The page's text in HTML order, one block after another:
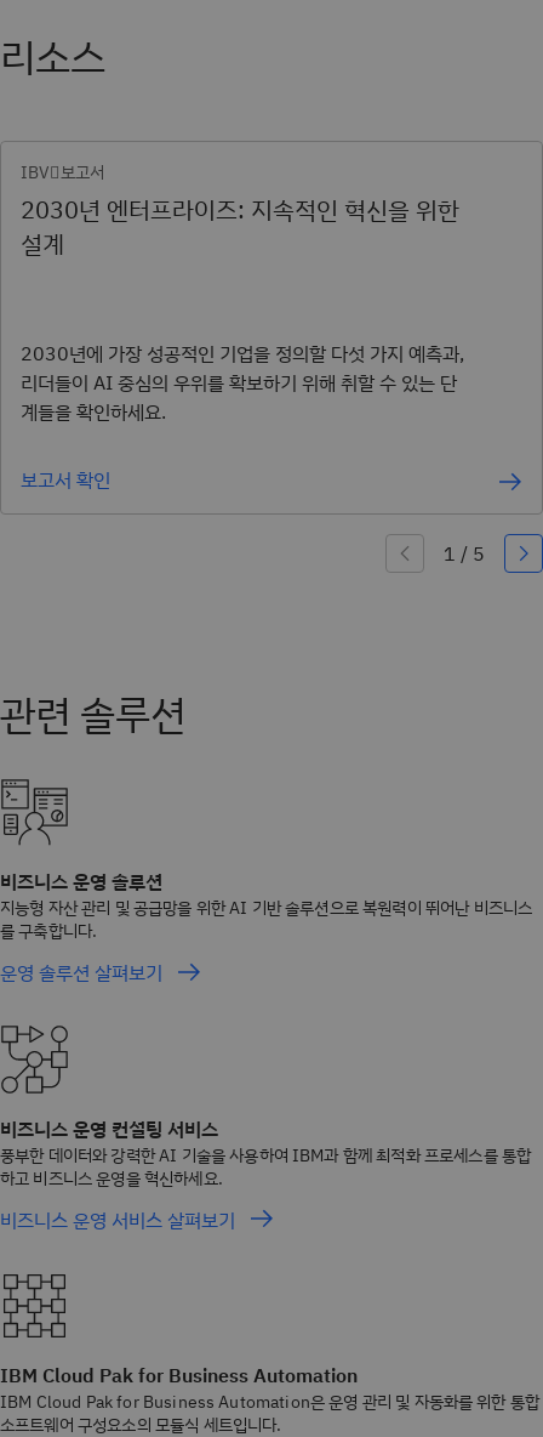
리소스
IBV𓢂보고서
2030년 엔터프라이즈: 지속적인 혁신을 위한
설계
2030년에 가장 성공적인 기업을 정의할 다섯 가지 예측과,
리더들이 AI 중심의 우위를 확보하기 위해 취할 수 있는 단
계들을 확인하세요.
보고서 확인
비즈니스 운영 솔루션
지능형 자산 관리 및 공급망을 위한 AI 기반 솔루션으로 복원력이 뛰어난 비즈니스
를 구축합니다.
운영 솔루션 살펴보기
비즈니스 운영 컨설팅 서비스
풍부한 데이터와 강력한 AI 기술을 사용하여 IBM과 함께 최적화 프로세스를 통합
하고 비즈니스 운영을 혁신하세요.
비즈니스 운영 서비스 살펴보기
IBM Cloud Pak for Business Automation
IBM Cloud Pak for Business Automation은 운영 관리 및 자동화를 위한 통합
소프트웨어 구성요소의 모듈식 세트입니다.